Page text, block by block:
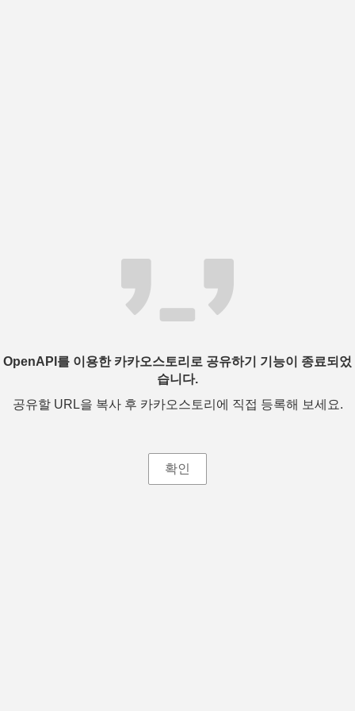
OpenAPI를 이용한 카카오스토리로 공유하기 기능이 종료되었
습니다.
공유할 URL을 복사 후 카카오스토리에 직접 등록해 보세요.
확인